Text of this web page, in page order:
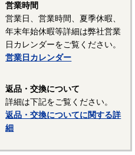
殊鋼が使用されます。ボル
ト、リベット等では冷間圧
用されます。平座金等は冷
金等は硬鋼線（SWRH）等、
みがき特殊帯鋼（S60CM～
様々な材質が使用されてい
記がない場合は、これらの
記しています。
－
は下記ページにも掲載して
営業時間
営業日、営業時間、夏季休暇、
年末年始休暇等詳細は弊社営業
日カレンダーをご覧ください。
営業日カレンダー
返品・交換について
詳細は下記をご覧ください。
返品・交換についてに関する詳
細